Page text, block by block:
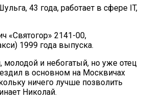
43 года, работает в сфере IT,
«Святогор» 2141-00,
1999 года выпуска.
молодой и небогатый, но уже отец
в основном на Москвичах
ничего лучше позволить
Николай.